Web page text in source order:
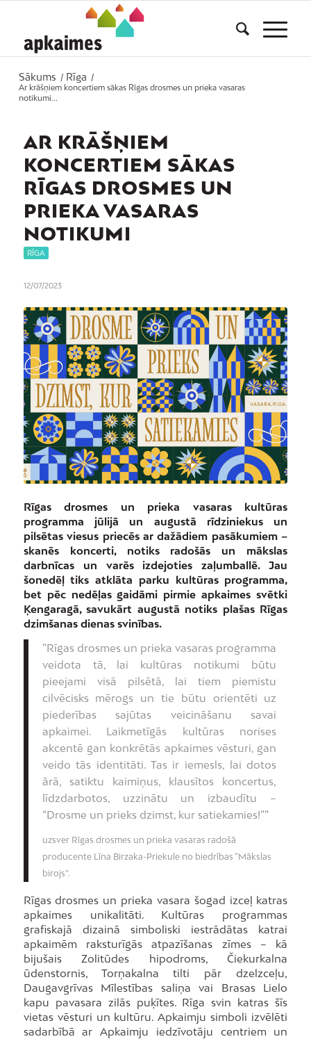
Sākums / Rīga
/
Ar krāšņiem koncertiem sākas Rīgas drosmes un prieka vasaras
notikumi...
AR KRĀŠŅIEM
KONCERTIEM SĀKAS
RĪGAS DROSMES UN
PRIEKA VASARAS
NOTIKUMI
RĪGA
12/07/2023
Rīgas drosmes un prieka vasaras kultūras
programma jūlijā un augustā rīdziniekus un
pilsētas viesus priecēs ar dažādiem pasākumiem –
skanēs koncerti, notiks radošās un mākslas
darbnīcas un varēs izdejoties zaļumballē. Jau
šonedēļ tiks atklāta parku kultūras programma,
bet pēc nedēļas gaidāmi pirmie apkaimes svētki
Ķengaragā, savukārt augustā notiks plašas Rīgas
dzimšanas dienas svinības.
”Rīgas drosmes un prieka vasaras programma
veidota tā, lai kultūras notikumi būtu
pieejami visā pilsētā, lai tiem piemistu
cilvēcisks mērogs un tie būtu orientēti uz
piederības sajūtas veicināšanu savai
apkaimei. Laikmetīgās kultūras norises
akcentē gan konkrētās apkaimes vēsturi, gan
veido tās identitāti. Tas ir iemesls, lai dotos
ārā, satiktu kaimiņus, klausītos koncertus,
līdzdarbotos, uzzinātu un izbaudītu –
“Drosme un prieks dzimst, kur satiekamies!””
uzsver Rīgas drosmes un prieka vasaras radošā
producente Līna Birzaka-Priekule no biedrības “Mākslas
birojs”.
Rīgas drosmes un prieka vasara šogad izceļ katras
apkaimes unikalitāti. Kultūras programmas
grafiskajā dizainā simboliski iestrādātas katrai
apkaimēm raksturīgās atpazīšanas zīmes – kā
bijušais Zolitūdes hipodroms, Čiekurkalna
ūdenstornis, Torņakalna tilti pār dzelzceļu,
Daugavgrīvas Mīlestības saliņa vai Brasas Lielo
kapu pavasara zilās puķītes. Rīga svin katras šīs
vietas vēsturi un kultūru. Apkaimju simboli izvēlēti
sadarbībā ar Apkaimju iedzīvotāju centriem un